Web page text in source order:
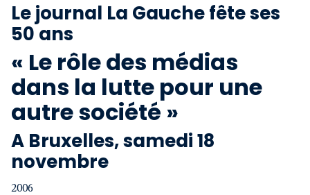
Notre revue
Boutique
Le journal La Gauche fête ses
50 ans
« Le rôle des médias
dans la lutte pour une
autre société »
A Bruxelles, samedi 18
novembre
2006